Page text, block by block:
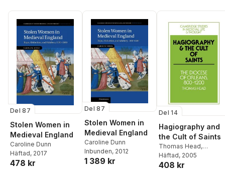
Del 87
Stolen Women in
Medieval England
Caroline Dunn
Häftad, 2017
478 kr
Del 87
Stolen Women in
Medieval England
Caroline Dunn
Inbunden, 2012
1 389 kr
Del 14
Hagiography and
the Cult of Saints
Thomas Head,
Rosamond McKitterick
Rosamond Mckitterick
Häftad, 2005
408 kr